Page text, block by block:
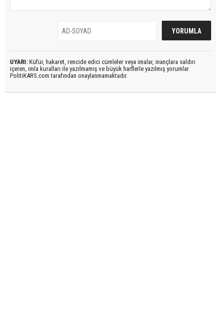
UYARI: Küfür, hakaret, rencide edici cümleler veya imalar, inançlara saldırı
içeren, imla kuralları ile yazılmamış ve büyük harflerle yazılmış yorumlar
PolitiKARS.com tarafından onaylanmamaktadır.